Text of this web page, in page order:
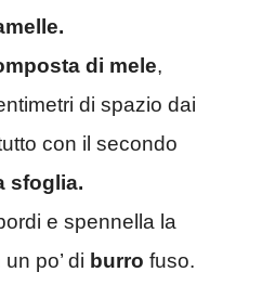
di mele,
di spazio dai
con il secondo
sfoglia.
e spennella la
po’ di burro fuso.